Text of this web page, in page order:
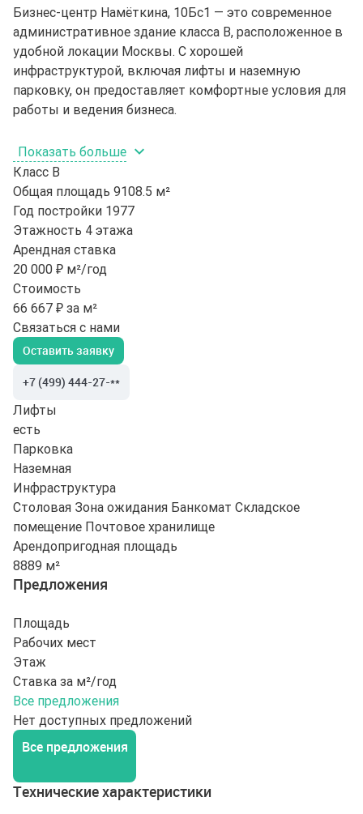
Бизнес-центр Намёткина, 10Бс1 — это современное
административное здание класса B, расположенное в
удобной локации Москвы. С хорошей
инфраструктурой, включая лифты и наземную
парковку, он предоставляет комфортные условия для
работы и ведения бизнеса.
Показать больше
Класс B
Общая площадь 9108.5 м²
Год постройки 1977
Этажность 4 этажа
Арендная ставка
20 000 ₽ м²/год
Стоимость
66 667 ₽ за м²
Связаться с нами
Оставить заявку
+7 (499) 444-27-**
Лифты
есть
Парковка
Наземная
Инфраструктура
Столовая Зона ожидания Банкомат Складское
помещение Почтовое хранилище
Арендопригодная площадь
8889 м²
Предложения
Площадь
Рабочих мест
Этаж
Ставка за м²/год
Все предложения
Нет доступных предложений
Все предложения
Технические характеристики